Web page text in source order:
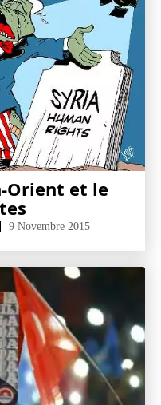
Orient et le
9 Novembre 2015